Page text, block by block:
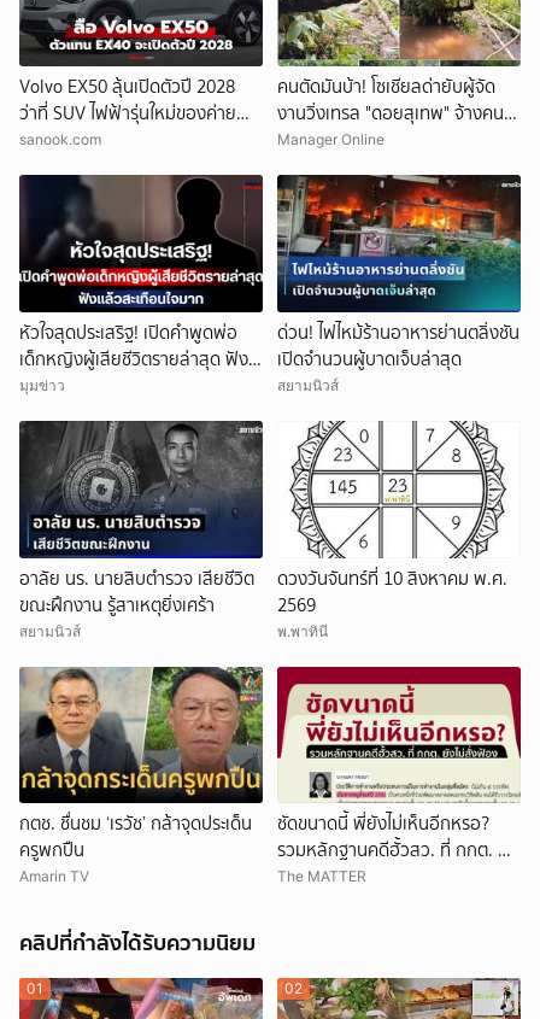
Volvo EX50 ลุ้นเปิดตัวปี 2028
ว่าที่ SUV ไฟฟ้ารุ่นใหม่ของค่าย
สวีเดน
sanook.com
คนตัดมันบ้า! โซเชียลด่ายับผู้จัด
งานวิ่งเทรล "ดอยสุเทพ" จ้างคน
ตัดต้นไม้ปรับเส้นทางในเขตอุทยา
Manager Online
หัวใจสุดประเสริฐ! เปิดคำพูดพ่อ
เด็กหญิงผู้เสียชีวิตรายล่าสุด ฟัง
แล้วสะเทือนใจมาก
มุมข่าว
ด่วน! ไฟไหม้ร้านอาหารย่านตลิ่งชัน
เปิดจำนวนผู้บาดเจ็บล่าสุด
สยามนิวส์
อาลัย นร. นายสิบตำรวจ เสียชีวิต
ขณะฝึกงาน รู้สาเหตุยิ่งเศร้า
สยามนิวส์
ดวงวันจันทร์ที่ 10 สิงหาคม พ.ศ.
2569
พ.พาทินี
กตช. ชื่นชม ‘เรวัช’ กล้าจุดประเด็น
ครูพกปืน
Amarin TV
ชัดขนาดนี้ พี่ยังไม่เห็นอีกหรอ?
รวมหลักฐานคดีฮั้วสว. ที่ กกต. ยัง
ไม่สั่งฟ้อง
The MATTER
คลิปที่กำลังได้รับความนิยม
01 02